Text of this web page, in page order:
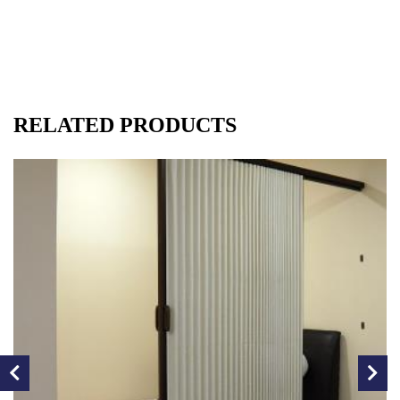
RELATED PRODUCTS